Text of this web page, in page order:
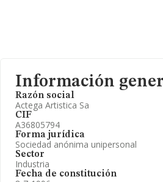
Información
Razón social
Actega Artistica Sa
CIF
A36805794
Forma jurídica
Sociedad anónima unipersonal
Sector
Industria
Fecha de constitución